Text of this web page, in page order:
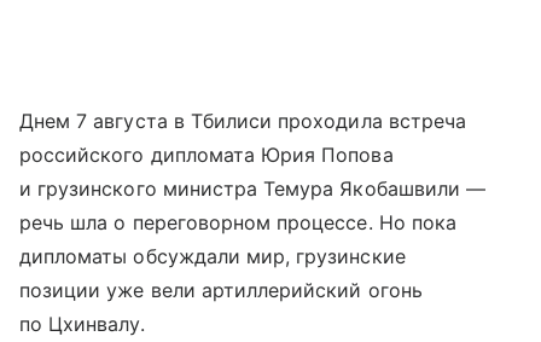
Днем 7 августа в Тбилиси проходила встреча
российского дипломата Юрия Попова
и грузинского министра Темура Якобашвили —
речь шла о переговорном процессе. Но пока
дипломаты обсуждали мир, грузинские
позиции уже вели артиллерийский огонь
по Цхинвалу.